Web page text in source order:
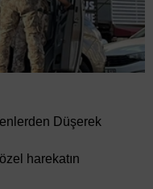
Düşerek
harekatın